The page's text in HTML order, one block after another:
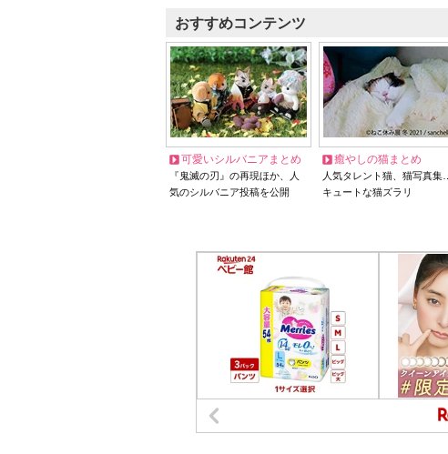
おすすめコンテンツ
可愛いシルバニアまとめ
『鬼滅の刃』の再現ほか、人
気のシルバニア投稿を公開
癒やしの猫まとめ
人気タレント猫、猫写真集…
キュートな猫ズラリ